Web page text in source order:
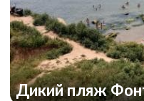
Дикий пляж